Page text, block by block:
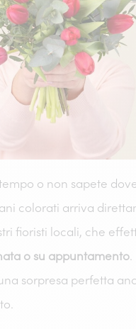
o non sapete
colorati arriva
fioristi locali, che
o su appuntamento
sorpresa perfetta